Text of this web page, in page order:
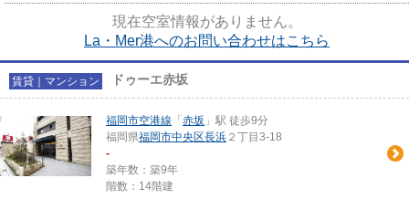
分の物件。設備良し・外観良し...
現在空室情報がありません。
La・Mer港へのお問い合わせはこちら
賃貸｜マンション ドゥーエ赤坂
福岡市空港線 「赤坂 」駅 徒歩9分
福岡県福岡市中央区長浜 ２丁目3-18
-
築年数：築9年
階数：14階建